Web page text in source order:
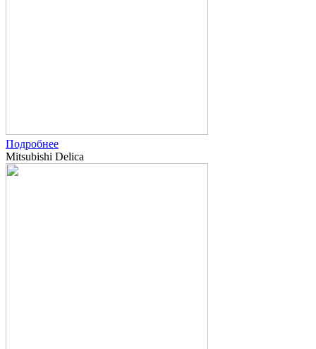
Подробнее
Mitsubishi Delica